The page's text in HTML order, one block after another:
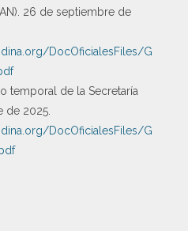
26 de septiembre de
DocOficialesFiles/G
temporal de la Secretaría
de 2025.
DocOficialesFiles/G